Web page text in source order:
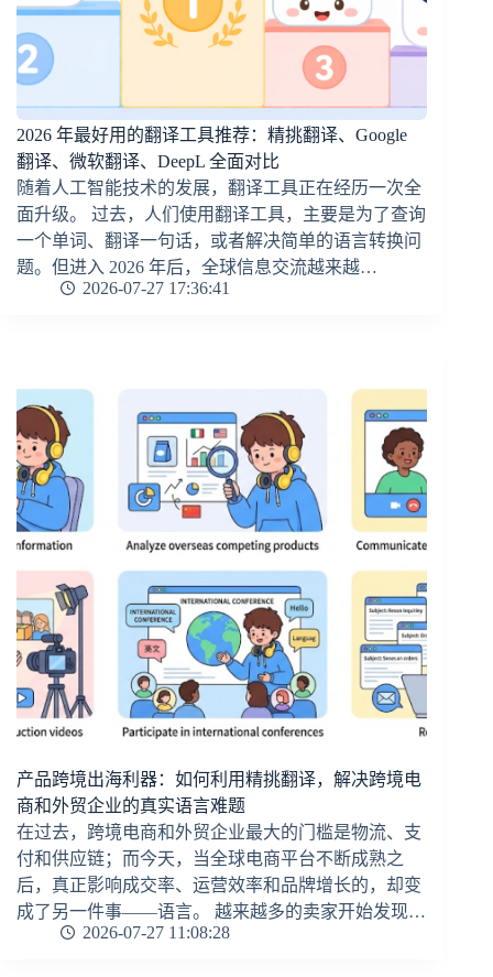
2026 年最好用的翻译工具推荐：精挑翻译、Google
翻译、微软翻译、DeepL 全面对比
随着人工智能技术的发展，翻译工具正在经历一次全
面升级。 过去，人们使用翻译工具，主要是为了查询
一个单词、翻译一句话，或者解决简单的语言转换问
题。但进入 2026 年后，全球信息交流越来越…
2026-07-27 17:36:41
产品跨境出海利器：如何利用精挑翻译，解决跨境电
商和外贸企业的真实语言难题
在过去，跨境电商和外贸企业最大的门槛是物流、支
付和供应链；而今天，当全球电商平台不断成熟之
后，真正影响成交率、运营效率和品牌增长的，却变
成了另一件事——语言。 越来越多的卖家开始发现…
2026-07-27 11:08:28